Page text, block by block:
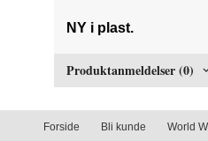
NY i plast.
Produktanmeldelser (0)
Forside Bli kunde World